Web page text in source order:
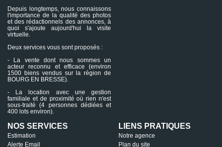
Depuis longtemps, nous connaissons
l'importance de la qualité des photos
et des rédactionnels des annonces, à
quoi s'ajoute aujourd'hui la visite
virtuelle.
Deux services vous sont proposés :
- La vente dont nous sommes un
acteur reconnu et efficace (environ
1500 biens vendus sur la région de
BOURG EN BRESSE).
- La location avec une gestion
familiale et de proximité où rien n'est
sous-traité (4 personnes dédiées et
400 lots environ).
NOS SERVICES
Estimation
Alerte Email
LIENS PRATIQUES
Notre agence
Plan du site